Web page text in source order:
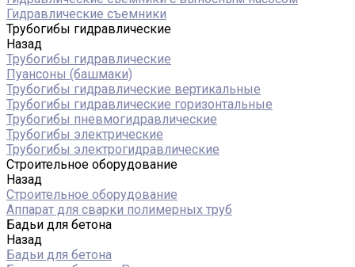
Гидравлические съемники
Трубогибы гидравлические
Назад
Трубогибы гидравлические
Пуансоны (башмаки)
Трубогибы гидравлические вертикальные
Трубогибы гидравлические горизонтальные
Трубогибы пневмогидравлические
Трубогибы электрические
Трубогибы электрогидравлические
Строительное оборудование
Назад
Строительное оборудование
Аппарат для сварки полимерных труб
Бадьи для бетона
Назад
Бадьи для бетона